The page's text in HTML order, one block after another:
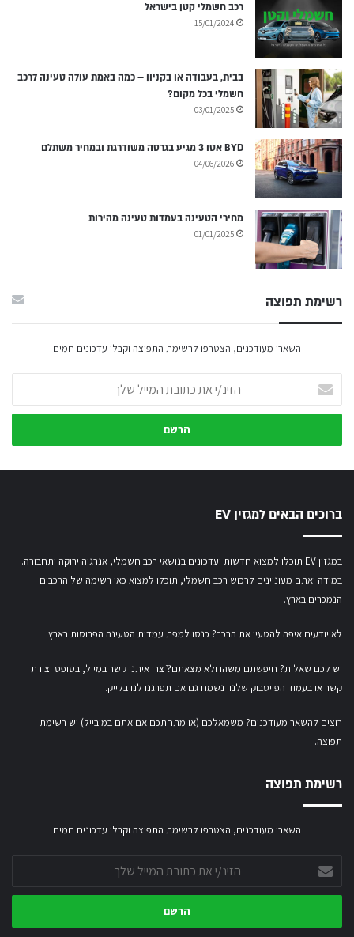
רכב חשמלי קטן בישראל
15/01/2024
בבית, בעבודה או בקניון – כמה באמת עולה טעינה לרכב
חשמלי בכל מקום?
03/01/2025
BYD אטו 3 מגיע בגרסה משודרגת ובמחיר משתלם
04/06/2026
מחירי הטעינה בעמדות טעינה מהירות
01/01/2025
רשימת תפוצה
השארו מעודכנים, הצטרפו לרשימת התפוצה וקבלו עדכונים חמים
את
כתובת
שלך
ברוכים הבאים למגזין EV
במגזין EV תוכלו למצוא חדשות ועדכונים בנושאי רכב חשמלי, אנרגיה ירוקה ותחבורה.
במידה ואתם מעוניינים לרכוש רכב חשמלי, תוכלו למצוא כאן רשימה של הרכבים
הנמכרים בארץ.
לא יודעים איפה להטעין את הרכב? כנסו למפת עמדות הטעינה הפרוסות בארץ.
יש לכם שאלות? חיפשתם משהו ולא מצאתם?ֿ צרו איתנו קשר במייל, בטופס יצירת
קשראובעמוד הפייסבוק שלנו. נשמח גם אם תפרגנו לנו בלייק.
רוצים להשאר מעודכנים? משמאלכם (או מתחתכם אם אתם במובייל) יש רשימת
תפוצה.
רשימת תפוצה
השארו מעודכנים, הצטרפו לרשימת התפוצה וקבלו עדכונים חמים
את
כתובת
שלך